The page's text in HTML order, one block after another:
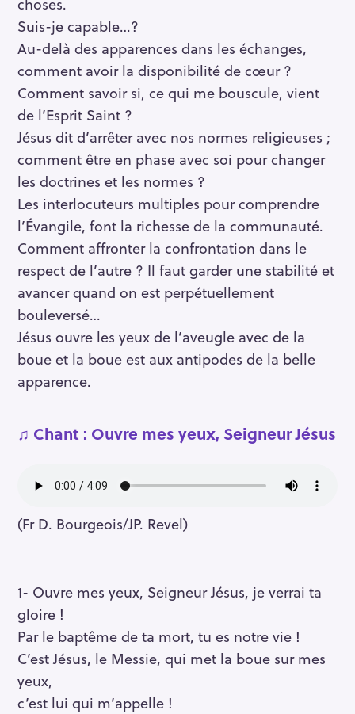
Suis-je capable…?
Au-delà des apparences dans les échanges,
comment avoir la disponibilité de cœur ?
Comment savoir si, ce qui me bouscule, vient
de l’Esprit Saint ?
Jésus dit d’arrêter avec nos normes religieuses ;
comment être en phase avec soi pour changer
les doctrines et les normes ?
Les interlocuteurs multiples pour comprendre
l’Évangile, font la richesse de la communauté.
Comment affronter la confrontation dans le
respect de l’autre ? Il faut garder une stabilité et
avancer quand on est perpétuellement
bouleversé…
Jésus ouvre les yeux de l’aveugle avec de la
boue et la boue est aux antipodes de la belle
apparence.
♫ Chant : Ouvre mes yeux, Seigneur Jésus
(Fr D. Bourgeois/JP. Revel)
1- Ouvre mes yeux, Seigneur Jésus, je verrai ta
gloire !
Par le baptême de ta mort, tu es notre vie !
C’est Jésus, le Messie, qui met la boue sur mes
yeux,
c’est lui qui m’appelle !